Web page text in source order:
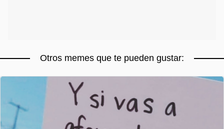
Otros memes que te pueden gustar: